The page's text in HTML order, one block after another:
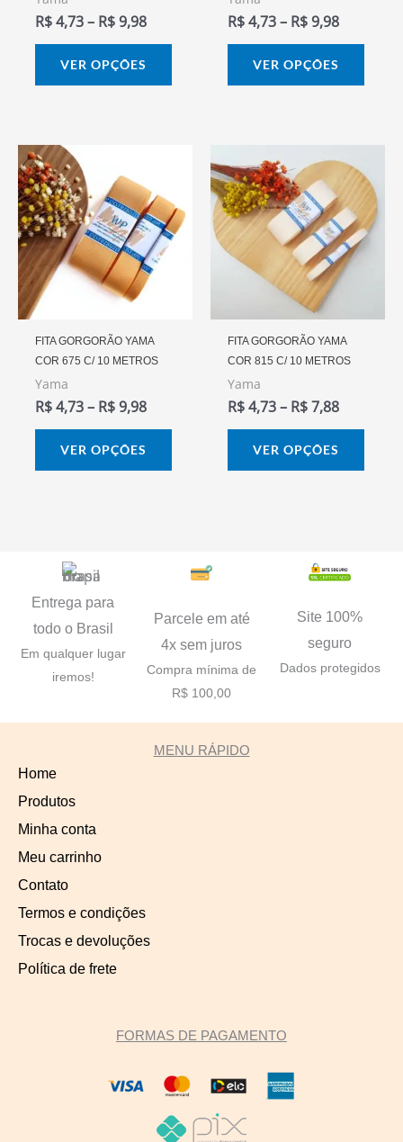
R$4,73– R$9,98
VER OPÇÕES
escolhidas
do
R$4,73– R$9,98
VER OPÇÕES
do
FITA GORGORÃO YAMA
COR 675 C/ 10 METROS
Yama
R$4,73– R$9,98
Preço:
R$ 4,73
Através
R$ 9,98
VER OPÇÕES
produto
tem
várias
variantes.
escolhidas
do
FITA GORGORÃO YAMA
COR 815 C/ 10 METROS
Yama
R$4,73– R$7,88
De
Preço:
R$ 4,73
Através
R$ 7,88
VER OPÇÕES
tem
do
Entrega para
todo o Brasil
Em qualquer lugar
iremos!
Parcele em até
4x sem juros
Compra mínima de
R$ 100,00
Site 100%
seguro
Dados protegidos
MENU RÁPIDO
Home
Produtos
Minha conta
Meu carrinho
Contato
Termos e condições
Trocas e devoluções
Política de frete
FORMAS DE PAGAMENTO